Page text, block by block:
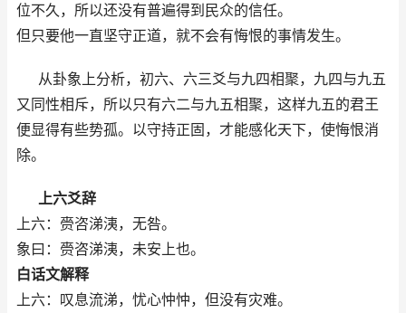
位不久，所以还没有普遍得到民众的信任。
但只要他一直坚守正道，就不会有悔恨的事情发生。
从卦象上分析，初六、六三爻与九四相聚，九四与九五
又同性相斥，所以只有六二与九五相聚，这样九五的君王
便显得有些势孤。以守持正固，才能感化天下，使悔恨消
除。
上六爻辞
上六：赍咨涕洟，无咎。
象曰：赍咨涕洟，未安上也。
白话文解释
上六：叹息流涕，忧心忡忡，但没有灾难。